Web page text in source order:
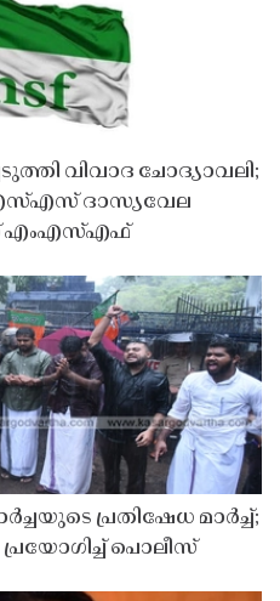
വിവാദ ചോദ്യാവലി;
ദാസ്യവേല
എംഎസ്എഫ്
പ്രതിഷേധ മാർച്ച്;
പ്രയോഗിച്ച് പൊലീസ്